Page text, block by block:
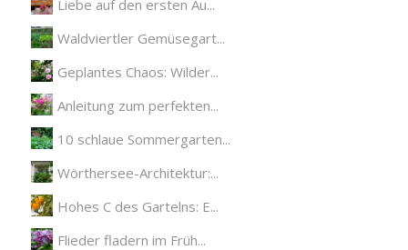
Liebe auf den ersten Au...
Waldviertler Gemüsegart...
Geplantes Chaos: Wilder...
Anleitung zum perfekten...
10 schlaue Sommergarten...
Wörthersee-Architektur:...
Hohes C des Gartelns: E...
Flieder fladern im Früh...